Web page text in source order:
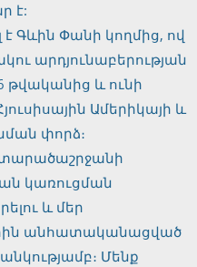
է:
է Գևին Փանի կողմից, ով
արդյունաբերության
թվականից և ունի
Ամերիկայի և
փորձ։
տարածաշրջանի
կառուցման
և մեր
անհատականացված
Մենք